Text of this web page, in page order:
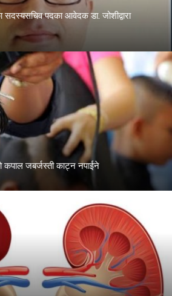
सदस्यसचिव पदका आवेदक डा. जोशीद्वारा
कपाल जबर्जस्ती काट्न नपाईने